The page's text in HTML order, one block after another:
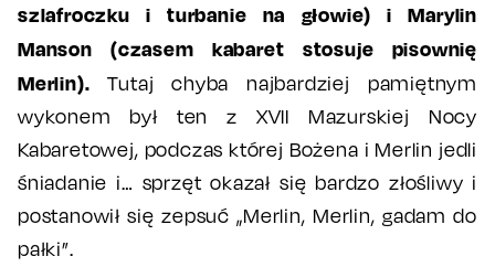
szlafroczku i turbanie na głowie) i Marylin
Manson (czasem kabaret stosuje pisownię
Merlin). Tutaj chyba najbardziej pamiętnym
wykonem był ten z XVII Mazurskiej Nocy
Kabaretowej, podczas której Bożena i Merlin jedli
śniadanie i… sprzęt okazał się bardzo złośliwy i
postanowił się zepsuć „Merlin, Merlin, gadam do
pałki”.